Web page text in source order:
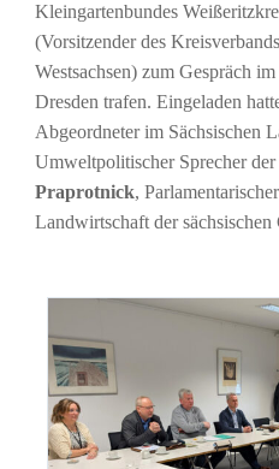
Kleingartenbundes
(Vorsitzender des
Westsachsen) zum Gespräch
Dresden trafen. Eingeladen
Abgeordneter im Sächsischen
Umweltpolitischer Sprecher
Praprotnick,
Landwirtschaft der